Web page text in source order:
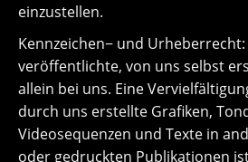
einzustellen.
Kennzeichen− und
veröffentlichte, von uns selbst
allein bei uns. Eine
durch uns erstellte Grafiken,
Videosequenzen und Texte in
oder gedruckten Publikationen